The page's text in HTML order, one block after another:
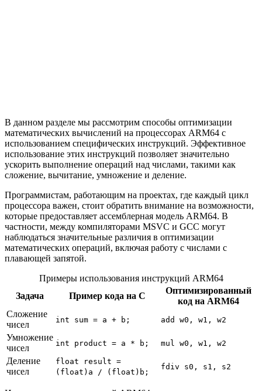
В данном разделе мы рассмотрим способы оптимизации
математических вычислений на процессорах ARM64 с
использованием специфических инструкций. Эффективное
использование этих инструкций позволяет значительно
ускорить выполнение операций над числами, такими как
сложение, вычитание, умножение и деление.
Программистам, работающим на проектах, где каждый цикл
процессора важен, стоит обратить внимание на возможности,
которые предоставляет ассемблерная модель ARM64. В
частности, между компиляторами MSVC и GCC могут
наблюдаться значительные различия в оптимизации
математических операций, включая работу с числами с
плавающей запятой.
Примеры использования инструкций ARM64
Задача
Пример кода на C
Оптимизированный
код на ARM64
Сложение
чисел
int sum = a + b; add w0, w1, w2
Умножение
чисел
int product = a * b; mul w0, w1, w2
Деление
чисел
float result =
(float)a / (float)b;
fdiv s0, s1, s2